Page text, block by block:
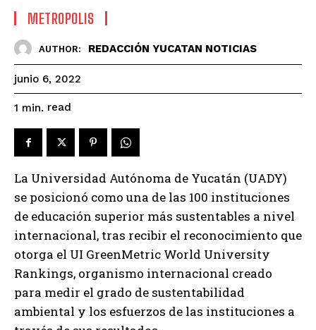
METROPOLIS
AUTHOR: REDACCIÓN YUCATAN NOTICIAS
junio 6, 2022
1 min. read
La Universidad Autónoma de Yucatán (UADY)
se posicionó como una de las 100 instituciones
de educación superior más sustentables a nivel
internacional, tras recibir el reconocimiento que
otorga el UI GreenMetric World University
Rankings, organismo internacional creado
para medir el grado de sustentabilidad
ambiental y los esfuerzos de las instituciones a